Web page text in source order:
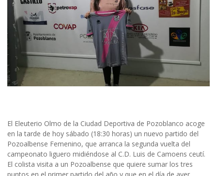
El Eleuterio Olmo de la Ciudad Deportiva de Pozoblanco acoge
en la tarde de hoy sábado (18:30 horas) un nuevo partido del
Pozoalbense Femenino, que arranca la segunda vuelta del
campeonato liguero midiéndose al C.D. Luis de Camoens ceutí.
El colista visita a un Pozoalbense que quiere sumar los tres